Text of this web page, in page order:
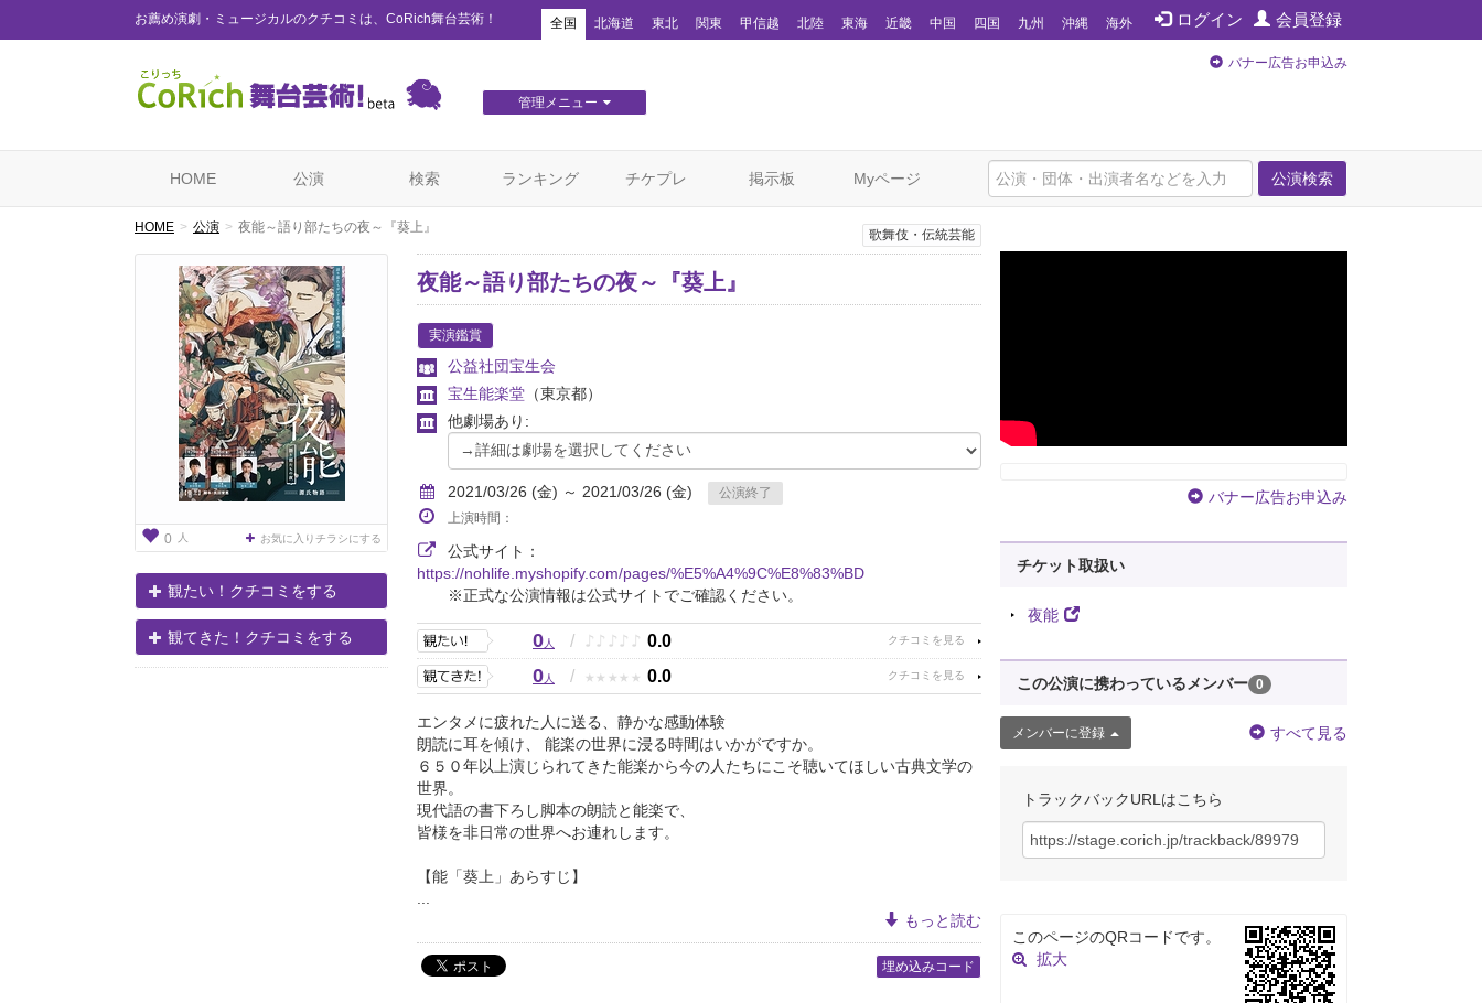
お薦め演劇・ミュージカルのクチコミは、CoRich舞台芸術！ ログイン 会員登録
全国 北海道 東北 関東 甲信越 北陸 東海 近畿 中国 四国 九州 沖縄 海外
管理メニュー
バナー広告お申込み
公演検索
HOME 公演 検索 ランキング チケプレ 掲示板 Myページ
HOME 公演 夜能～語り部たちの夜～『葵上』
0 人 お気に入りチラシにする
観たい！クチコミをする
観てきた！クチコミをする
歌舞伎・伝統芸能
夜能～語り部たちの夜～『葵上』
実演鑑賞
公益社団宝生会
宝生能楽堂 （東京都）
他劇場あり:
2021/03/26 (金) ～ 2021/03/26 (金)
公演終了
上演時間：
公式サイト：
https://nohlife.myshopify.com/pages/%E5%A4%9C%E8%83%BD
※正式な公演情報は公式サイトでご確認ください。
0人 / ♪ ♪ ♪ ♪ ♪ 0.0
0人 / ★ ★ ★ ★ ★ 0.0
エンタメに疲れた人に送る、静かな感動体験
朗読に耳を傾け、 能楽の世界に浸る時間はいかがですか。
６５０年以上演じられてきた能楽から今の人たちにこそ聴いてほしい古典文学の
世界。
現代語の書下ろし脚本の朗読と能楽で、
皆様を非日常の世界へお連れします。
【能「葵上」あらすじ】
もっと読む
埋め込みコード
バナー広告お申込み
チケット取扱い
夜能
この公演に携わっているメンバー 0
メンバーに登録 すべて見る
トラックバックURLはこちら
このページのQRコードです。
拡大